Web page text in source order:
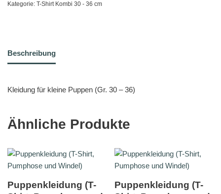
Kategorie: T-Shirt Kombi 30 - 36 cm
Beschreibung
Kleidung für kleine Puppen (Gr. 30 – 36)
Ähnliche Produkte
Puppenkleidung (T-
Puppenkleidung (T-